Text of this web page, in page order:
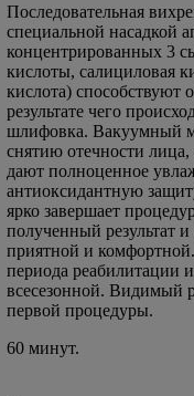
Последовательная
специальной насадкой
концентрированных 3
кислоты, салициловая
кислота) способствуют
результате чего
шлифовка. Вакуумный
снятию отечности лица,
дают полноценное
антиоксидантную
ярко завершает
полученный результат и
приятной и
периода реабилитации и
всесезонной. Видимый
первой процедуры.
60 минут.